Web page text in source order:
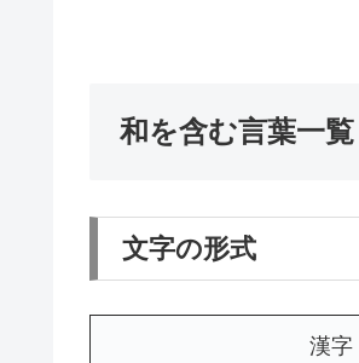
和を含む言葉一覧
文字の形式
漢字